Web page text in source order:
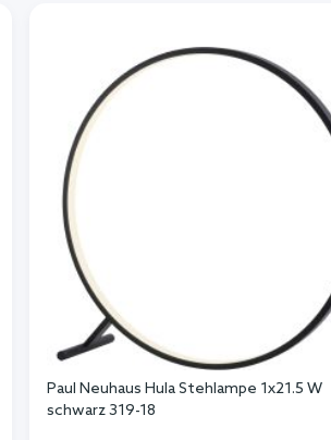
Paul Neuhaus Hula Stehlampe 1x21.5 W
schwarz 319-18